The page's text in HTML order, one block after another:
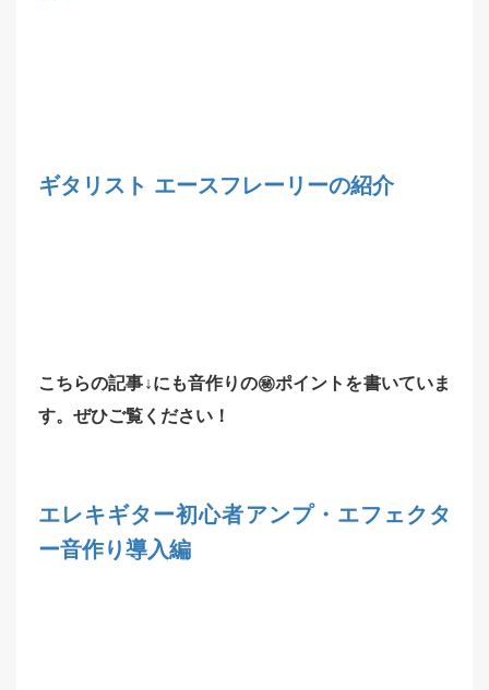
ギタリスト エースフレーリーの紹介
こちらの記事↓にも音作りの㊙︎ポイントを書いていま
す。ぜひご覧ください！
エレキギター初心者アンプ・エフェクタ
ー音作り導入編